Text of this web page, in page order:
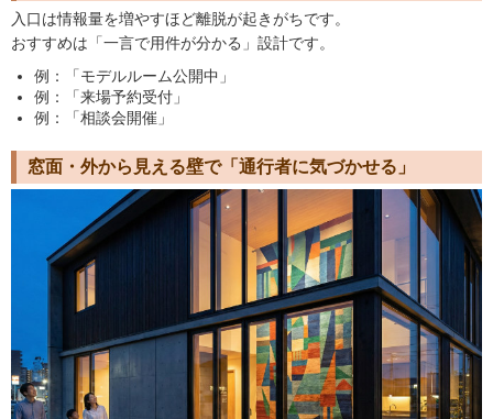
入口は情報量を増やすほど離脱が起きがちです。
おすすめは「一言で用件が分かる」設計です。
例：「モデルルーム公開中」
例：「来場予約受付」
例：「相談会開催」
窓面・外から見える壁で「通行者に気づかせる」